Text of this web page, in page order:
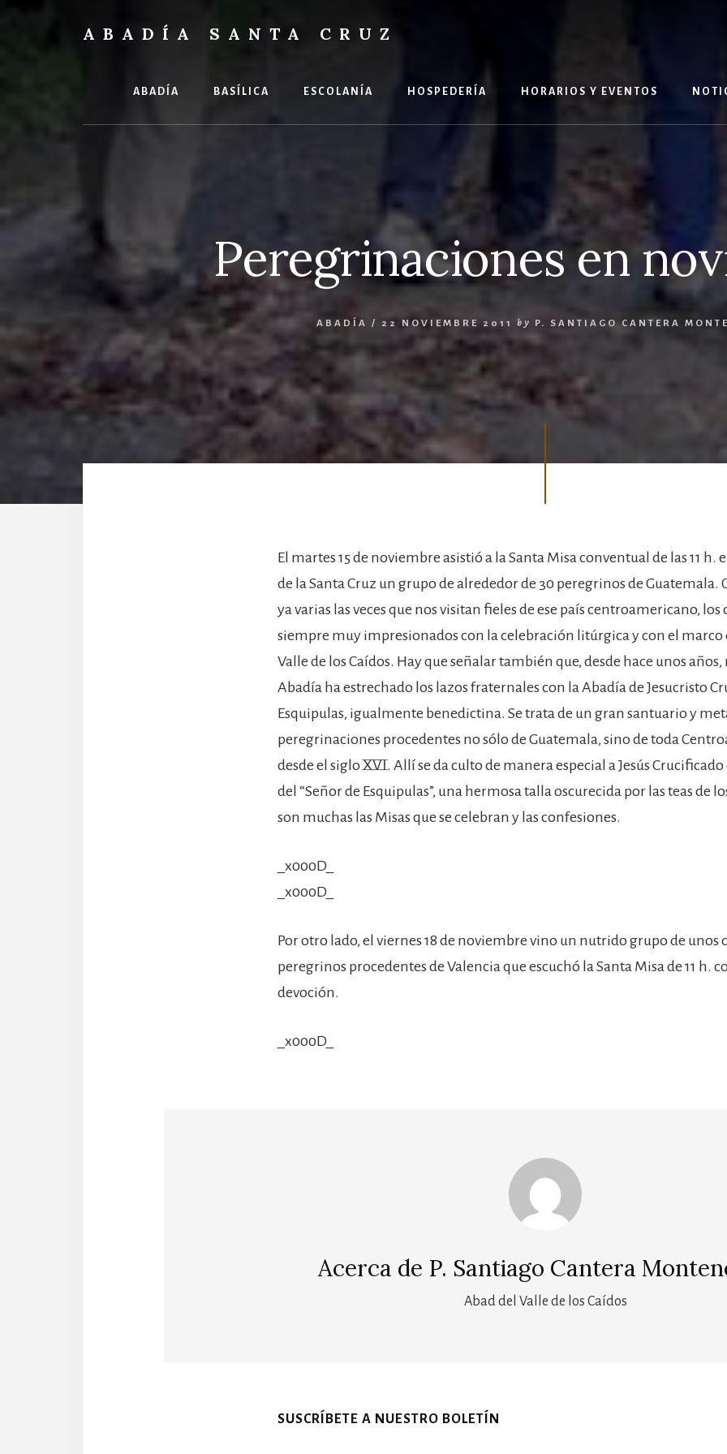
ABADÍA SANTA CRUZ
ABADÍA BASÍLICA ESCOLANÍA HOSPEDERÍA HORARIOS Y EVENTOS
Peregrinaciones en
ABADÍA / 22 NOVIEMBRE 2011 by P. SANTIAGO CANTERA
El martes 15 de noviembre asistió a la Santa Misa conventual de las 11 h.
de la Santa Cruz un grupo de alrededor de 30 peregrinos de Guatemala.
ya varias las veces que nos visitan fieles de ese país centroamericano, los
siempre muy impresionados con la celebración litúrgica y con el
Valle de los Caídos. Hay que señalar también que, desde hace unos
Abadía ha estrechado los lazos fraternales con la Abadía de Jesucristo
Esquipulas, igualmente benedictina. Se trata de un gran santuario y
peregrinaciones procedentes no sólo de Guatemala, sino de toda
desde el siglo XVI. Allí se da culto de manera especial a Jesús
del “Señor de Esquipulas”, una hermosa talla oscurecida por las teas de
son muchas las Misas que se celebran y las confesiones.
_x000D_
_x000D_
Por otro lado, el viernes 18 de noviembre vino un nutrido grupo de unos
peregrinos procedentes de Valencia que escuchó la Santa Misa de 11 h.
devoción.
_x000D_
Acerca de P. Santiago Cantera
Abad del Valle de los Caídos
SUSCRÍBETE A NUESTRO BOLETÍN